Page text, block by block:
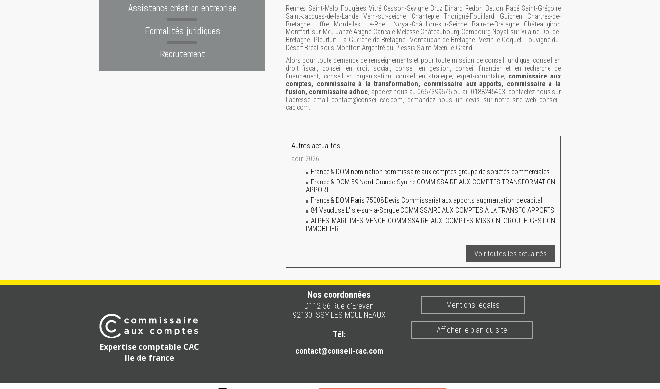
Rennes Saint-Malo Fougères Vitré Cesson-Sévigné Bruz Dinard Redon Betton Pacé Saint-Grégoire
Saint-Jacques-de-la-Lande Vern-sur-seiche Chantepie Thorigné-Fouillard Guichen Chartres-de-
Bretagne Liffré Mordelles Le-Rheu Noyal-Châtillon-sur-Seiche Bain-de-Bretagne Châteaugiron
Montfort-sur-Meu Janzé Acigné Cancale Melesse Châteaubourg Combourg Noyal-sur-Vilaine Dol-de-
Bretagne Pleurtuit La-Guerche-de-Bretagne Montauban-de-Bretagne Vezin-le-Coquet Louvigné-du-
Désert Bréal-sous-Montfort Argentré-du-Plessis Saint-Méen-le-Grand…
Alors pour toute demande de renseignements et pour toute mission de conseil juridique, conseil en
droit fiscal, conseil en droit social, conseil en gestion, conseil financier et en recherche de
financement, conseil en organisation, conseil en stratégie, expert-comptable, commissaire aux
comptes, commissaire à la transformation, commissaire aux apports, commissaire à la
fusion, commissaire adhoc , appelez nous au 0667399676 ou au 0188245403, contactez nous sur
l'adresse email contact@conseil-cac.com, demandez nous un devis sur notre site web conseil-
cac.com.
Autres actualités
août 2026
France & DOM nomination commissaire aux comptes groupe de sociétés commerciales
France & DOM 59 Nord Grande-Synthe COMMISSAIRE AUX COMPTES TRANSFORMATION
APPORT
France & DOM Paris 75008 Devis Commissariat aux apports augmentation de capital
84 Vaucluse L'Isle-sur-la-Sorgue COMMISSAIRE AUX COMPTES À LA TRANSFO APPORTS
ALPES MARITIMES VENCE COMMISSAIRE AUX COMPTES MISSION GROUPE GESTION
IMMOBILIER
Voir toutes les actualités
Assistance création entreprise
Formalités juridiques
Recrutement
Expertise comptable CAC
Ile de france
Nos coordonnées
D112 56 Rue d'Erevan
92130 ISSY LES MOULINEAUX
Tél:
contact@conseil-cac.com
Mentions légales
Afficher le plan du site